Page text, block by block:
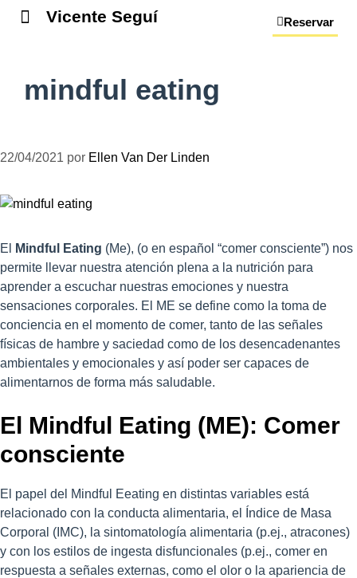
Vicente Seguí Reservar
mindful eating
22/04/2021 por Ellen Van Der Linden
El Mindful Eating (Me), (o en español “comer consciente”) nos
permite llevar nuestra atención plena a la nutrición para
aprender a escuchar nuestras emociones y nuestra
sensaciones corporales. El ME se define como la toma de
conciencia en el momento de comer, tanto de las señales
físicas de hambre y saciedad como de los desencadenantes
ambientales y emocionales y así poder ser capaces de
alimentarnos de forma más saludable.
El Mindful Eating (ME): Comer
consciente
El papel del Mindful Eeating en distintas variables está
relacionado con la conducta alimentaria, el Índice de Masa
Corporal (IMC), la sintomatología alimentaria (p.ej., atracones)
y con los estilos de ingesta disfuncionales (p.ej., comer en
respuesta a señales externas, como el olor o la apariencia de